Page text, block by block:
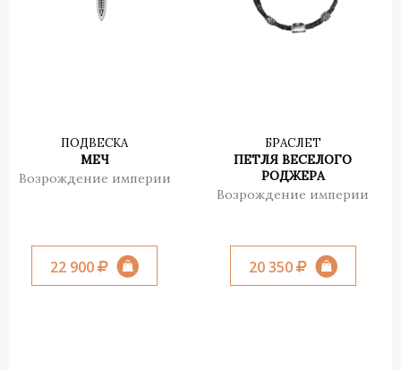
ПОДВЕСКА
МЕЧ
Возрождение империи
22 900
БРАСЛЕТ
ПЕТЛЯ ВЕСЕЛОГО
РОДЖЕРА
Возрождение империи
20 350